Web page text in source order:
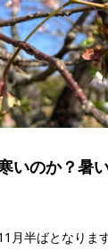
いのか？暑
月半ばとなりま